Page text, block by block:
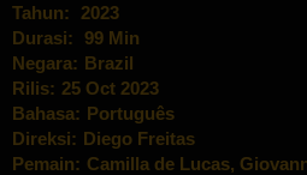
Tahun:
2023
Durasi:
99 Min
Negara: Brazil
Rilis: 25 Oct 2023
Bahasa: Português
Direksi: Diego Freitas
Pemain: Camilla de Lucas,